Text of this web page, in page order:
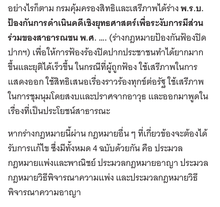
อย่างไรก็ตาม กรมคุ้มครองสิทธิและเสรีภาพได้ร่างพ.ร.บ.
ป้องกันการดำเนินคดีเชิงยุทธศาสตร์เพื่อระงับการมีส่วน
ร่วมของสาธารณชน พ.ศ. ….(ร่างกฎหมายป้องกันฟ้องปิด
ปากฯ) เพื่อให้การฟ้องร้องปิดปากประชาชนทำได้ยากมาก
ขึ้นและยุติได้เร็วขึ้น ในกรณีที่ผู้ถูกฟ้อง ใช้เสรีภาพในการ
แสดงออก ใช้สิทธิเสนอเรื่องราวร้องทุกข์ต่อรัฐ ใช้เสรีภาพ
ในการชุมนุมโดยสงบและปราศจากอาวุธ และออกมาพูดใน
เรื่องที่เป็นประโยชน์สาธารณะ
หากร่างกฎหมายนี้ผ่าน กฎหมายอื่น ๆ ที่เกี่ยวข้องจะต้องได้
รับการแก้ไข ซึ่งมีทั้งหมด 4 ฉบับด้วยกัน คือ ประมวล
กฎหมายแพ่งและพาณิชย์ ประมวลกฎหมายอาญา ประมวล
กฎหมายวิธีพิจารณาความแพ่ง และประมวลกฎหมายวิธี
พิจารณาความอาญา